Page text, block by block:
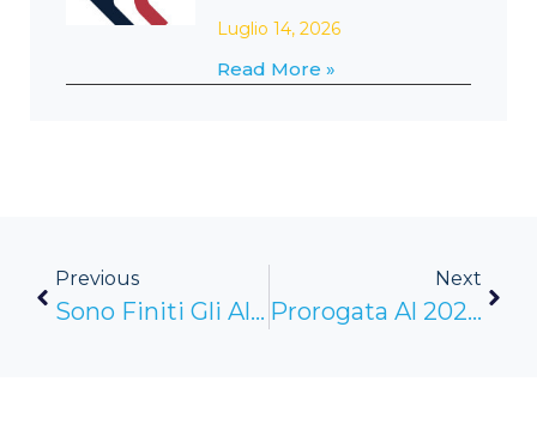
Luglio 14, 2026
Read More »
Previous
Sono Finiti Gli Alibi Per Le Politiche Del Lavoro
Next
Prorogata Al 2025 La Maxideduzione In Caso Di Assunzione A Tempo Indeterminato Di Particolari Soggetti (2-2)